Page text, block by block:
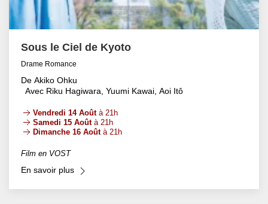
Sous le Ciel de Kyoto
Drame Romance
De Akiko Ohku
Avec Riku Hagiwara, Yuumi Kawai, Aoi Itô
Vendredi 14 Aoûtà 21h
Samedi 15 Aoûtà 21h
Dimanche 16 Aoûtà 21h
Film en VOST
En savoir plus